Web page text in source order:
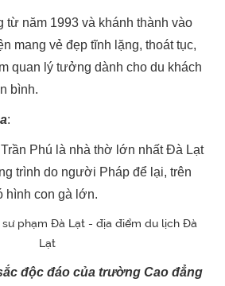
từ năm 1993 và khánh thành vào
mang vẻ đẹp tĩnh lặng, thoát tục,
quan lý tưởng dành cho du khách
bình.
:
Phú là nhà thờ lớn nhất Đà Lạt
trình do người Pháp để lại, trên
hình con gà lớn.
độc đáo của trường Cao đẳng